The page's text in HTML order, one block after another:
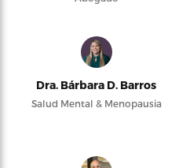
Dra. Bárbara D. Barros
Salud Mental & Menopausia